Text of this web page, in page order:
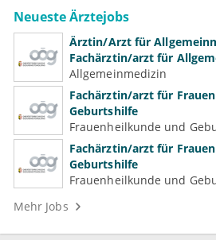
Neueste Ärztejobs
Ärztin/Arzt für
Fachärztin/arzt für
Familienmedizin für
Psychotherapeutische
Allgemeinmedizin
Fachärztin/arzt für
Geburtshilfe
Frauenheilkunde und
Fachärztin/arzt für
Geburtshilfe
Frauenheilkunde und
Mehr Jobs